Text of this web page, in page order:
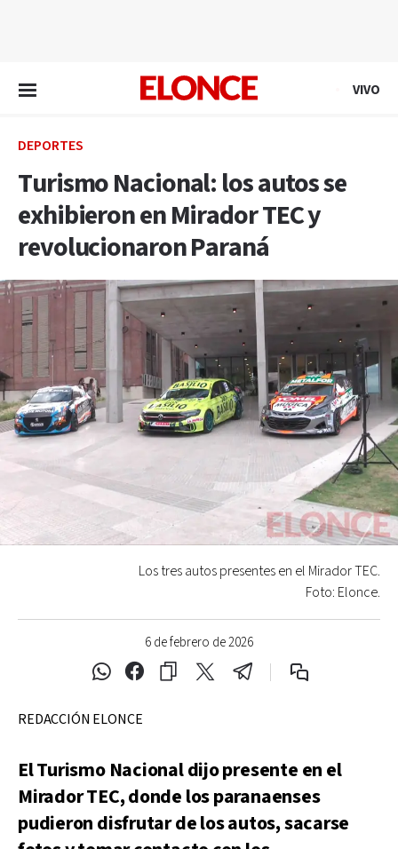
VIVO
DEPORTES
Turismo Nacional: los autos se
exhibieron en Mirador TEC y
revolucionaron Paraná
6 de febrero de 2026
Los tres autos presentes en el Mirador TEC.
Foto: Elonce.
REDACCIÓN ELONCE
El Turismo Nacional dijo presente en el
Mirador TEC, donde los paranaenses
pudieron disfrutar de los autos, sacarse